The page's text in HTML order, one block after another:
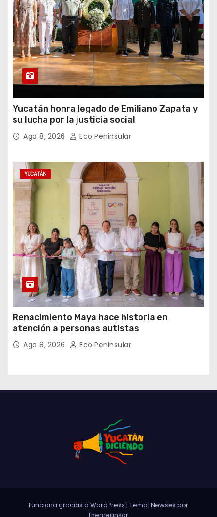
Yucatán honra legado de Emiliano Zapata y
su lucha por la justicia social
Ago 8, 2026 Eco Peninsular
YUCATÁN
Renacimiento Maya hace historia en
atención a personas autistas
Ago 8, 2026 Eco Peninsular
Funciona gracias a WordPress | Tema: Newses por
Themeansar.